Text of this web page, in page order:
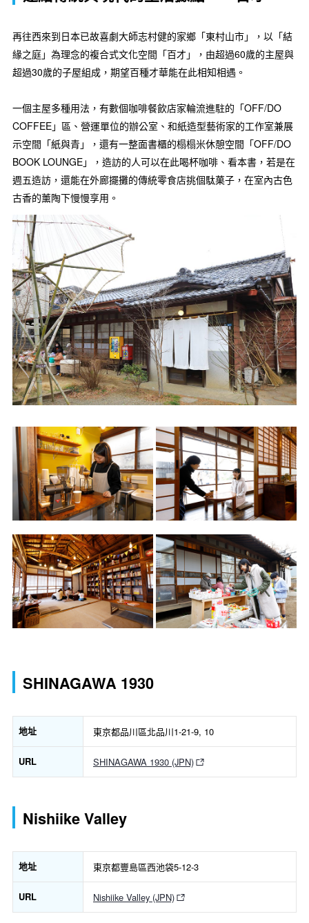
再往西來到日本已故喜劇大師志村健的家鄉「東村山市」，以「結
緣之庭」為理念的複合式文化空間「百才」，由超過60歲的主屋與
超過30歲的子屋組成，期望百種才華能在此相知相遇。
一個主屋多種用法，有數個咖啡餐飲店家輪流進駐的「OFF/DO
COFFEE」區、營運單位的辦公室、和紙造型藝術家的工作室兼展
示空間「紙與青」，還有一整面書櫃的榻榻米休憩空間「OFF/DO
BOOK LOUNGE」，造訪的人可以在此喝杯咖啡、看本書，若是在
週五造訪，還能在外廊擺攤的傳統零食店挑個駄菓子，在室內古色
古香的薰陶下慢慢享用。
SHINAGAWA 1930
地址 東京都品川區北品川1-21-9, 10
URL SHINAGAWA 1930 (JPN)
Nishiike Valley
地址 東京都豐島區西池袋5-12-3
URL Nishiike Valley (JPN)